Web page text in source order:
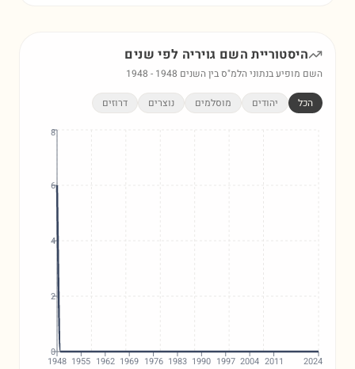
היסטוריית השם גויריה לפי שנים
השם מופיע בנתוני הלמ"ס בין השנים 1948 - 1948
הכל יהודים מוסלמים נוצרים דרוזים
1948 1955 1962 1969 1976 1983 1990 1997 2004 2011 2024
0
2
4
6
8